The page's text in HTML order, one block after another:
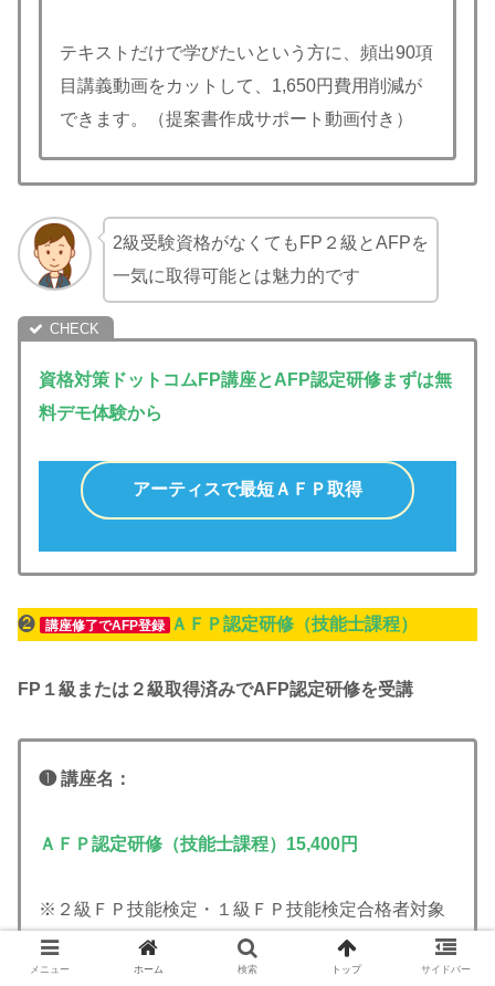
テキストだけで学びたいという方に、頻出90項
目講義動画をカットして、1,650円費用削減が
できます。（提案書作成サポート動画付き）
2級受験資格がなくてもFP２級とAFPを
一気に取得可能とは魅力的です
資格対策ドットコムFP講座とAFP認定研修まずは無
料デモ体験から
アーティスで最短ＡＦＰ取得
❷ 講座修了でAFP登録 ＡＦＰ認定研修（技能士課程）
FP１級または２級取得済みでAFP認定研修を受講
❶ 講座名：
ＡＦＰ認定研修（技能士課程）15,400円
※２級ＦＰ技能検定・１級ＦＰ技能検定合格者対象
〔冊子版学習テキスト付き〕
メニュー ホーム 検索 トップ サイドバー